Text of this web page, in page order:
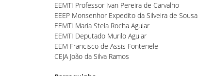
EEMTI Professor Ivan Pereira de Carvalho
EEEP Monsenhor Expedito da Silveira de Sousa
EEMTI Maria Stela Rocha Aguiar
EEMTI Deputado Murilo Aguiar
EEM Francisco de Assis Fontenele
CEJA João da Silva Ramos